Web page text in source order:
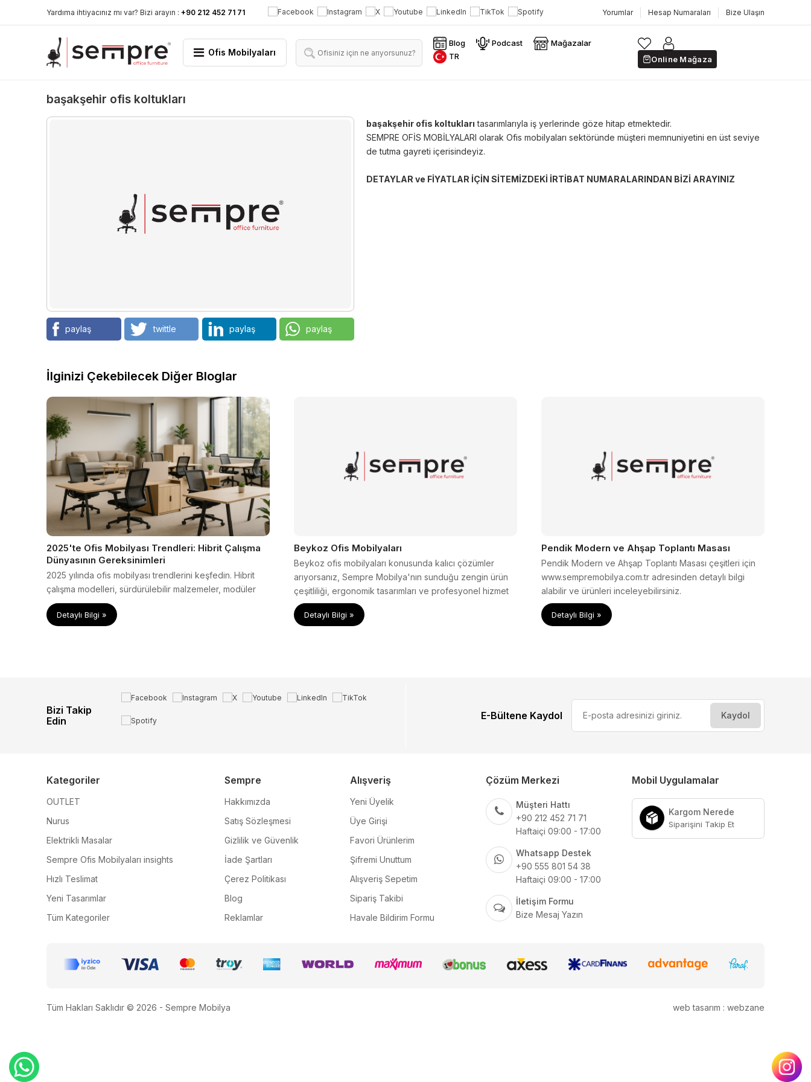
Yardıma ihtiyacınız mı var? Bizi arayın : +90 212 452 71 71 Yorumlar Hesap Numaraları Bize Ulaşın
Ofis Mobilyaları
Blog Podcast
Mağazalar
TR
Online Mağaza
başakşehir ofis koltukları
paylaş twittle paylaş paylaş
başakşehir ofis koltukları tasarımlarıyla iş yerlerinde göze hitap etmektedir.
SEMPRE OFİS MOBİLYALARI olarak Ofis mobilyaları sektöründe müşteri memnuniyetini en üst seviye
de tutma gayreti içerisindeyiz.
DETAYLAR ve FİYATLAR İÇİN SİTEMİZDEKİ İRTİBAT NUMARALARINDAN BİZİ ARAYINIZ
İlginizi Çekebilecek Diğer Bloglar
2025'te Ofis Mobilyası Trendleri: Hibrit Çalışma
Dünyasının Gereksinimleri
2025 yılında ofis mobilyası trendlerini keşfedin. Hibrit
çalışma modelleri, sürdürülebilir malzemeler, modüler
tasarımlar ve ergonomik çözümlerle geleceğin ofislerini
planlayın.
Detaylı Bilgi »
Beykoz Ofis Mobilyaları
Beykoz ofis mobilyaları konusunda kalıcı çözümler
arıyorsanız, Sempre Mobilya'nın sunduğu zengin ürün
çeşitliliği, ergonomik tasarımları ve profesyonel hizmet
anlayışıyla ofisinizi yenileyin
Detaylı Bilgi »
Pendik Modern ve Ahşap Toplantı Masası
Pendik Modern ve Ahşap Toplantı Masası çeşitleri için
www.sempremobilya.com.tr adresinden detaylı bilgi
alabilir ve ürünleri inceleyebilirsiniz.
Detaylı Bilgi »
Bizi Takip
Edin
E-Bültene Kaydol
Kategoriler
OUTLET
Nurus
Elektrikli Masalar
Sempre Ofis Mobilyaları insights
Hızlı Teslimat
Yeni Tasarımlar
Tüm Kategoriler
Sempre
Hakkımızda
Satış Sözleşmesi
Gizlilik ve Güvenlik
İade Şartları
Çerez Politikası
Blog
Reklamlar
Alışveriş
Yeni Üyelik
Üye Girişi
Favori Ürünlerim
Şifremi Unuttum
Alışveriş Sepetim
Sipariş Takibi
Havale Bildirim Formu
Çözüm Merkezi
Müşteri Hattı
+90 212 452 71 71
Haftaiçi 09:00 - 17:00
Whatsapp Destek
+90 555 801 54 38
Haftaiçi 09:00 - 17:00
İletişim Formu
Bize Mesaj Yazın
Mobil Uygulamalar
Kargom Nerede
Siparişini Takip Et
Tüm Hakları Saklıdır © 2026 - Sempre Mobilya web tasarım : webzane